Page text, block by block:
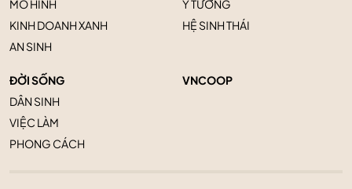
MÔ HÌNH
KINH DOANH XANH
AN SINH
Ý TƯỞNG
HỆ SINH THÁI
ĐỜI SỐNG
DÂN SINH
VIỆC LÀM
PHONG CÁCH
VNCOOP